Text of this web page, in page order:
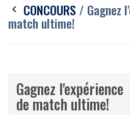
chevron_left CONCOURS / Gagnez
match ultime!
Gagnez l'expérience
de match ultime!